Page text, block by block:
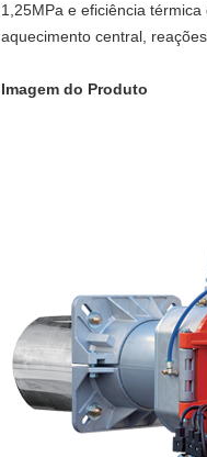
1,25MPa e eficiência
aquecimento central,
Imagem do Produto